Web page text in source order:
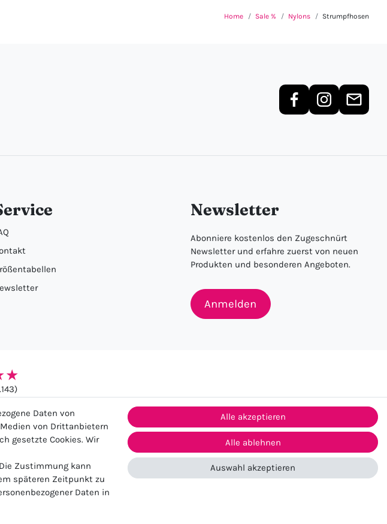
Home Sale % Nylons Strumpfhosen
Newsletter
Abonniere kostenlos den Zugeschnürt
Newsletter und erfahre zuerst von neuen
Produkten und besonderen Angeboten.
Anmelden
Widerrufs­recht Kontakt
Daten von
von Drittanbietern
gesetzte Cookies. Wir
Zustimmung kann
späteren Zeitpunkt zu
Daten in
Alle akzeptieren
Alle ablehnen
Auswahl akzeptieren